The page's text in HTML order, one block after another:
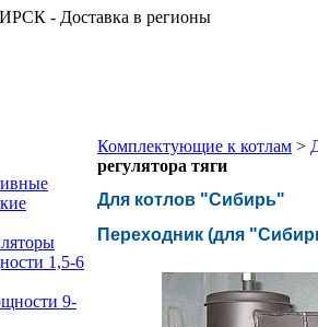
- Доставка в регионы
1,5-6
9-
Комплектующие к котлам >
регулятора тяги
Для котлов "Сибирь"
Переходник (для